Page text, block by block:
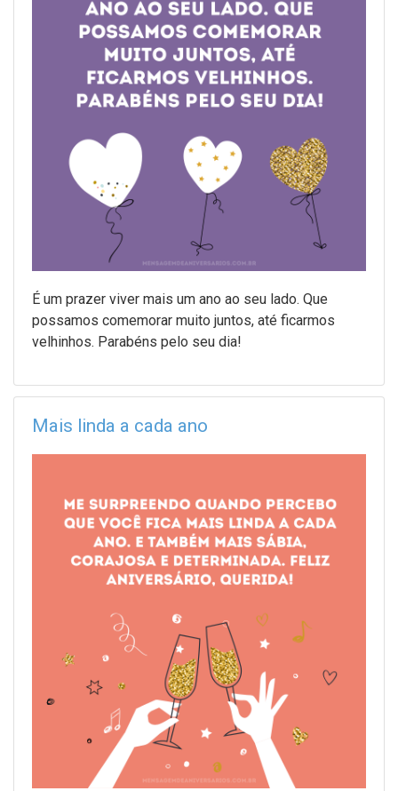
É um prazer viver mais um ano ao seu lado. Que
possamos comemorar muito juntos, até ficarmos
velhinhos. Parabéns pelo seu dia!
Mais linda a cada ano